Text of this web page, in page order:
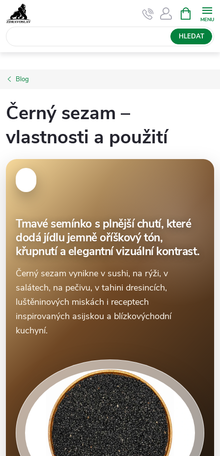
na
obsah
HLEDAT
NÁKUPNÍ
KOŠÍK
Blog
Černý sezam –
vlastnosti a použití
Tmavé semínko s plnější chutí, které
dodá jídlu jemně oříškový tón,
křupnutí a elegantní vizuální kontrast.
Černý sezam vynikne v sushi, na rýži, v
salátech, na pečivu, v tahini dresincích,
luštěninových miskách i receptech
inspirovaných asijskou a blízkovýchodní
kuchyní.